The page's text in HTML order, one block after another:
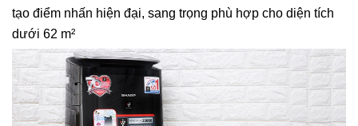
tạo điểm nhấn hiện đại, sang trọng phù hợp cho diện tích
dưới 62 m²